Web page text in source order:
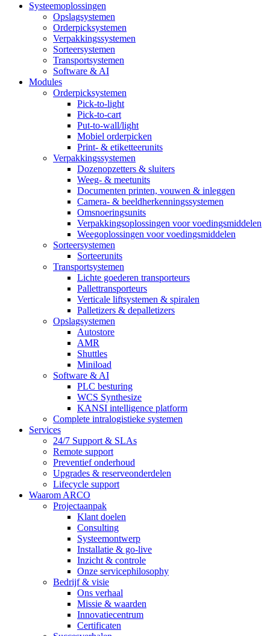
Systeemoplossingen
Opslagsystemen
Orderpicksystemen
Verpakkingssystemen
Sorteersystemen
Transportsystemen
Software & AI
Modules
Orderpicksystemen
Pick-to-light
Pick-to-cart
Put-to-wall/light
Mobiel orderpicken
Print- & etiketteerunits
Verpakkingssystemen
Dozenopzetters & sluiters
Weeg- & meetunits
Documenten printen, vouwen & inleggen
Camera- & beeldherkenningssystemen
Omsnoeringsunits
Verpakkingsoplossingen voor voedingsmiddelen
Weegoplossingen voor voedingsmiddelen
Sorteersystemen
Sorteerunits
Transportsystemen
Lichte goederen transporteurs
Pallettransporteurs
Verticale liftsystemen & spiralen
Palletizers & depalletizers
Opslagsystemen
Autostore
AMR
Shuttles
Miniload
Software & AI
PLC besturing
WCS Synthesize
KANSI intelligence platform
Complete intralogistieke systemen
Services
24/7 Support & SLAs
Remote support
Preventief onderhoud
Upgrades & reserveonderdelen
Lifecycle support
Waarom ARCO
Projectaanpak
Klant doelen
Consulting
Systeemontwerp
Installatie & go-live
Inzicht & controle
Onze servicephilosophy
Bedrijf & visie
Ons verhaal
Missie & waarden
Innovatiecentrum
Certificaten